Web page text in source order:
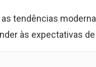
tendências
às expectativas